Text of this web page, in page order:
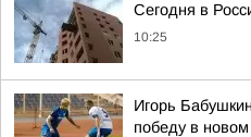
Сегодня в
10:25
Игорь
победу в новом